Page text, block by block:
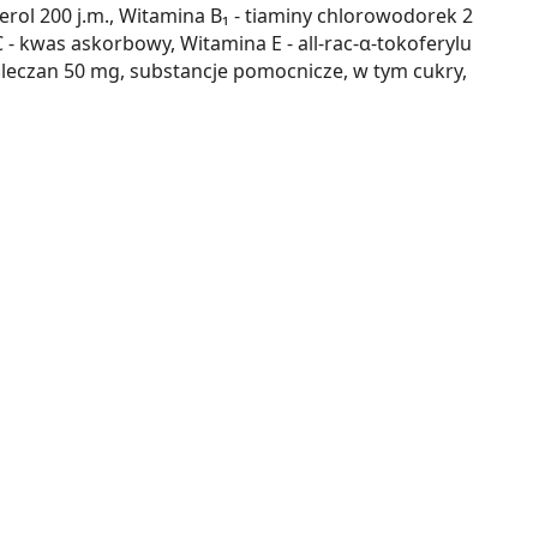
200 j.m., Witamina B₁ - tiaminy chlorowodorek 2
kwas askorbowy, Witamina E - all-rac-α-tokoferylu
50 mg, substancje pomocnicze, w tym cukry,